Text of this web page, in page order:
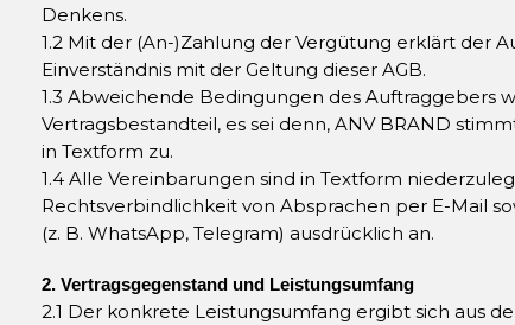
Denkens.
1.2 Mit der (An-)Zahlung der Vergütung erklärt der
Einverständnis mit der Geltung dieser AGB.
1.3 Abweichende Bedingungen des Auftraggebers
Vertragsbestandteil, es sei denn, ANV BRAND
in Textform zu.
1.4 Alle Vereinbarungen sind in Textform
Rechtsverbindlichkeit von Absprachen per E-Mail
(z. B. WhatsApp, Telegram) ausdrücklich an.
2. Vertragsgegenstand und Leistungsumfang
2.1 Der konkrete Leistungsumfang ergibt sich aus